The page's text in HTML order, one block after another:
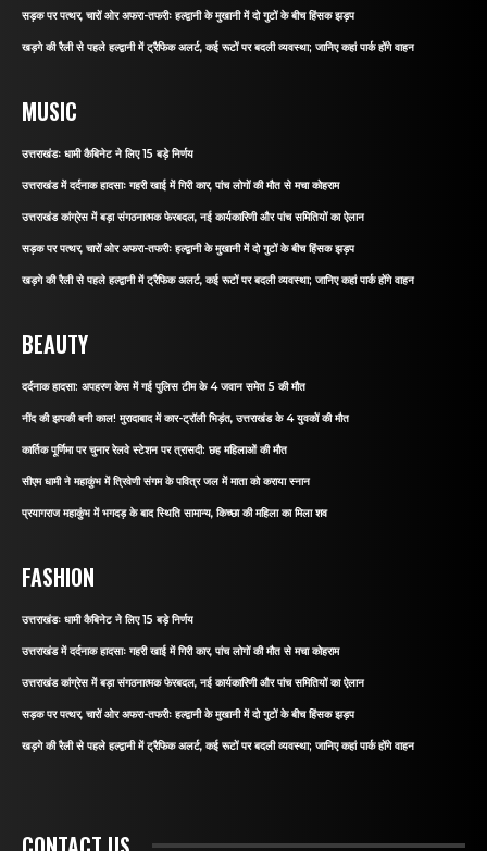
सड़क पर पत्थर, चारों ओर अफरा-तफरीः हल्द्वानी के मुखानी में दो गुटों के बीच हिंसक झड़प
खड़गे की रैली से पहले हल्द्वानी में ट्रैफिक अलर्ट, कई रूटों पर बदली व्यवस्था; जानिए कहां पार्क होंगे वाहन
MUSIC
उत्तराखंडः धामी कैबिनेट ने लिए 15 बड़े निर्णय
उत्तराखंड में दर्दनाक हादसाः गहरी खाई में गिरी कार, पांच लोगों की मौत से मचा कोहराम
उत्तराखंड कांग्रेस में बड़ा संगठनात्मक फेरबदल, नई कार्यकारिणी और पांच समितियों का ऐलान
सड़क पर पत्थर, चारों ओर अफरा-तफरीः हल्द्वानी के मुखानी में दो गुटों के बीच हिंसक झड़प
खड़गे की रैली से पहले हल्द्वानी में ट्रैफिक अलर्ट, कई रूटों पर बदली व्यवस्था; जानिए कहां पार्क होंगे वाहन
BEAUTY
दर्दनाक हादसा: अपहरण केस में गई पुलिस टीम के 4 जवान समेत 5 की मौत
नींद की झपकी बनी काल! मुरादाबाद में कार-ट्रॉली भिड़ंत, उत्तराखंड के 4 युवकों की मौत
कार्तिक पूर्णिमा पर चुनार रेलवे स्टेशन पर त्रासदी: छह महिलाओं की मौत
सीएम धामी ने महाकुंभ में त्रिवेणी संगम के पवित्र जल में माता को कराया स्नान
प्रयागराज महाकुंभ में भगदड़ के बाद स्थिति सामान्य, किच्छा की महिला का मिला शव
FASHION
उत्तराखंडः धामी कैबिनेट ने लिए 15 बड़े निर्णय
उत्तराखंड में दर्दनाक हादसाः गहरी खाई में गिरी कार, पांच लोगों की मौत से मचा कोहराम
उत्तराखंड कांग्रेस में बड़ा संगठनात्मक फेरबदल, नई कार्यकारिणी और पांच समितियों का ऐलान
सड़क पर पत्थर, चारों ओर अफरा-तफरीः हल्द्वानी के मुखानी में दो गुटों के बीच हिंसक झड़प
खड़गे की रैली से पहले हल्द्वानी में ट्रैफिक अलर्ट, कई रूटों पर बदली व्यवस्था; जानिए कहां पार्क होंगे वाहन